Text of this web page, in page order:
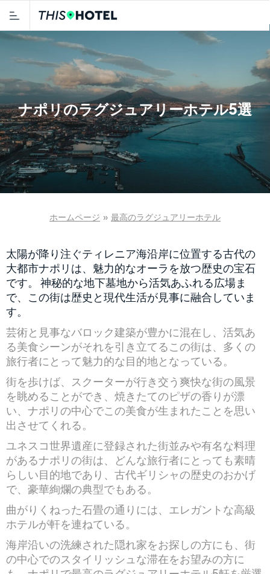
ナポリのラグジュアリーホテル5選
ホームページ » 最高のラグジュアリーホテル
太陽が降り注ぐティレニア海沿岸に位置する古代の
大都市ナポリは、魅力的なオーラを放つ歴史の宝石
です。 神秘的な地下墓地から活気あふれる広場ま
で、この街は歴史と現代生活が見事に融合していま
す。
芸術と見事なバロック建築が豊かに混在し、活気あ
る美食シーンがそれを引き立てるこの街は、多くの
旅行者にとって魅力的な目的地となっている。
街を歩けば、スクーターが行き交う爽快な街の風景
を眺めることができ、焼きたてのピザの香りが漂
い、ナポリの中心でこの美食が生まれたことを思い
出させてくれる。
ユネスコ世界遺産に登録された街並みや有名な料理
があるナポリの街は、どんな旅行者にとっても素晴
らしい目的地であり、古代ギリシャの歴史のおかげ
で、豪華絢爛の典型でもある。
曲がりくねった石畳の通りには、エレガントな高級
ホテルが軒を連ねている。
海岸沿いの洗練された隠れ家をお探しの方にも、街
の中心でのスタイリッシュな滞在をお望みの方に